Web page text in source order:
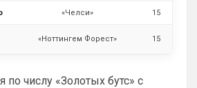
«Челси» 15
«Ноттингем Форест» 15
по числу «Золотых бутс» с